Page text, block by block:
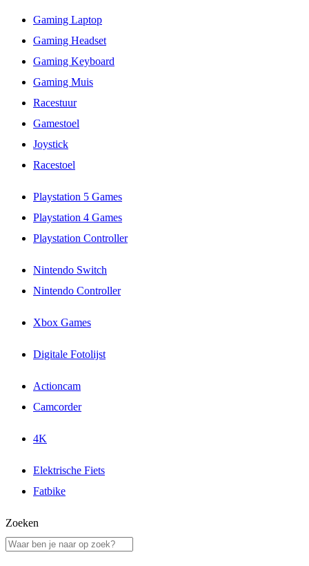
Gaming Laptop
Gaming Headset
Gaming Keyboard
Gaming Muis
Racestuur
Gamestoel
Joystick
Racestoel
Playstation 5 Games
Playstation 4 Games
Playstation Controller
Nintendo Switch
Nintendo Controller
Xbox Games
Digitale Fotolijst
Actioncam
Camcorder
4K
Elektrische Fiets
Fatbike
Zoeken